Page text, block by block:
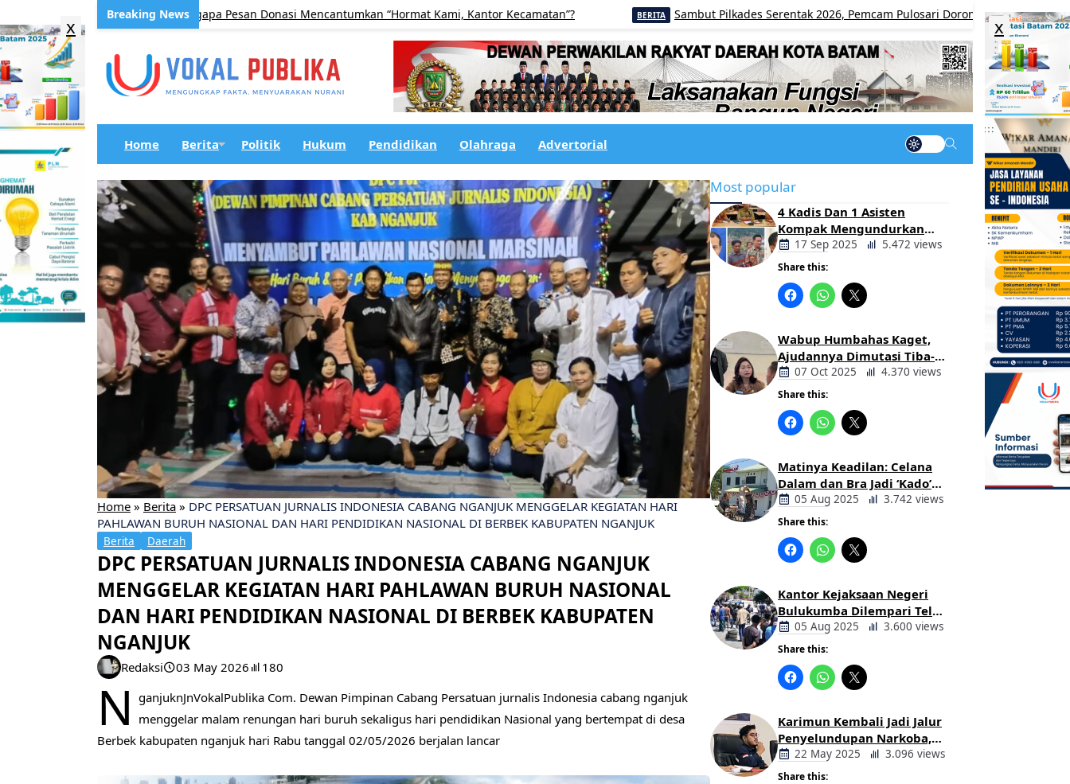
Edaran”, Lantas Mengapa Pesan Donasi Mencantumkan “Hormat Kami, Kantor Kecamatan”? Sambut Pilkades Serentak 2026, Pemcam Pulosari Dorong Pelaksanaan yang
Home Berita Politik Hukum Pendidikan Olahraga Advertorial
Home » Berita » DPC PERSATUAN JURNALIS INDONESIA CABANG NGANJUK MENGGELAR KEGIATAN HARI
PAHLAWAN BURUH NASIONAL DAN HARI PENDIDIKAN NASIONAL DI BERBEK KABUPATEN NGANJUK
Berita Daerah
DPC PERSATUAN JURNALIS INDONESIA CABANG NGANJUK
MENGGELAR KEGIATAN HARI PAHLAWAN BURUH NASIONAL
DAN HARI PENDIDIKAN NASIONAL DI BERBEK KABUPATEN
NGANJUK
Redaksi 03 May 2026 180
N ganjuknJnVokalPublika Com. Dewan Pimpinan Cabang Persatuan jurnalis Indonesia cabang nganjuk
menggelar malam renungan hari buruh sekaligus hari pendidikan Nasional yang bertempat di desa
Berbek kabupaten nganjuk hari Rabu tanggal 02/05/2026 berjalan lancar
Most popular
4 Kadis Dan 1 Asisten
Kompak Mengundurkan
Diri, Ada Apa Pemerintahan
Oloan
17 Sep 2025 5.472 views
Share this:
Wabup Humbahas Kaget,
Ajudannya Dimutasi Tiba-
tiba Tanpa Alasan Oleh
Bupati
07 Oct 2025 4.370 views
Share this:
Matinya Keadilan: Celana
Dalam dan Bra Jadi ‘Kado’
untuk Kajari Bulukumba
05 Aug 2025 3.742 views
Share this:
Kantor Kejaksaan Negeri
Bulukumba Dilempari Telur
dan Kotoran Sapi, Keluarga
Korban Lakalantas Tuntut
Keadilan
05 Aug 2025 3.600 views
Share this:
Karimun Kembali Jadi Jalur
Penyelundupan Narkoba,
Mahasiswa Desak Pemkab
dan Aparat Bertindak Tegas
22 May 2025 3.096 views
Share this:
x
x